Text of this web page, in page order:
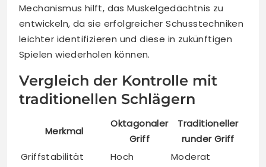
Mechanismus hilft, das Muskelgedächtnis zu
entwickeln, da sie erfolgreicher Schusstechniken
leichter identifizieren und diese in zukünftigen
Spielen wiederholen können.
Vergleich der Kontrolle mit
traditionellen Schlägern
Merkmal
Oktagonaler
Griff
Traditioneller
runder Griff
Griffstabilität
Hoch
Moderat